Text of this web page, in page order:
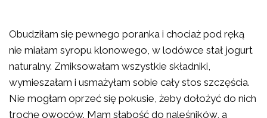
Obudziłam się pewnego poranka i chociaż pod ręką
nie miałam syropu klonowego, w lodówce stał jogurt
naturalny. Zmiksowałam wszystkie składniki,
wymieszałam i usmażyłam sobie cały stos szczęścia.
Nie mogłam oprzeć się pokusie, żeby dołożyć do nich
trochę owoców. Mam słabość do naleśników, a